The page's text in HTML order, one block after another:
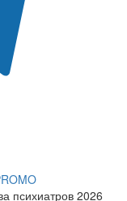
психиатров 2026